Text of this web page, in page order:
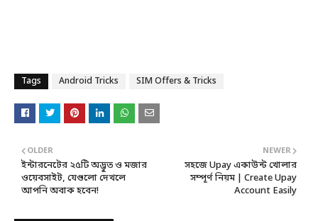
Tags Android Tricks SIM Offers & Tricks
NEWER
সহজে Upay একাউন্ট খোলার
সম্পূর্ণ নিয়ম | Create Upay
Account Easily
OLDER
ইন্টারনেটের ২৫টি অদ্ভুত ও মজার
ওয়েবসাইট, যেগুলো দেখলে
আপনি অবাক হবেন!